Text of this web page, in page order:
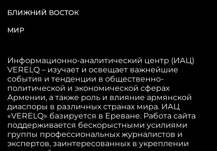
БЛИЖНИЙ ВОСТОК
МИР
Информационно-аналитический центр (ИАЦ)
VERELQ – изучает и освещает важнейшие
события и тенденции в общественно-
политической и экономической сферах
Армении, а также роль и влияние армянской
диаспоры в различных странах мира. ИАЦ
«VERELQ» базируется в Ереване. Работа сайта
поддерживается бескорыстными усилиями
группы профессиональных журналистов и
экспертов, заинтересованных в укреплении